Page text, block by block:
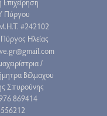
Πύργου
#242102
Πύργος Ηλείας
/
Βέλμαχου
Σπυρούνης
869414